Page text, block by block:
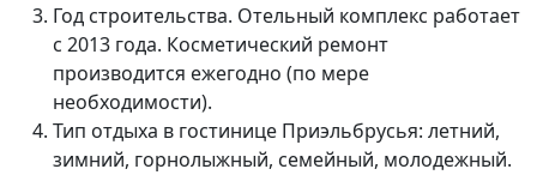
Год строительства. Отельный комплекс работает
с 2013 года. Косметический ремонт
производится ежегодно (по мере
необходимости).
Тип отдыха в гостинице Приэльбрусья: летний,
зимний, горнолыжный, семейный, молодежный.